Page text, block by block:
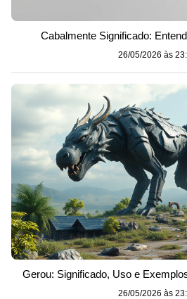
Cabalmente Significado:
26/05/2026 às
Gerou: Significado, Uso e
26/05/2026 às